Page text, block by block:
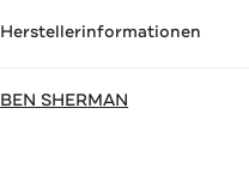
Herstellerinformationen
BEN SHERMAN